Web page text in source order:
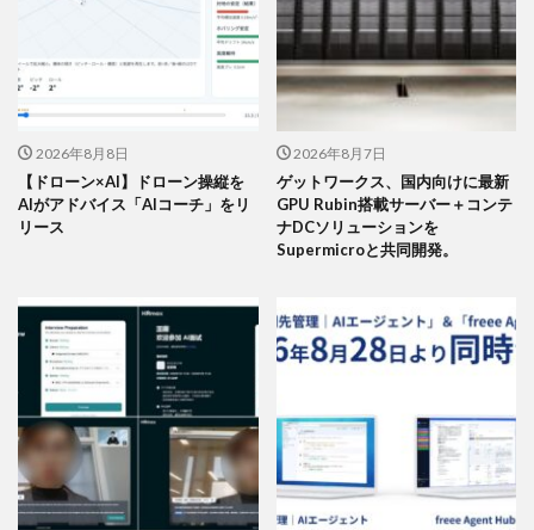
2026年8月8日
【ドローン×AI】ドローン操縦を
AIがアドバイス「AIコーチ」をリ
リース
2026年8月7日
ゲットワークス、国内向けに最新
GPU Rubin搭載サーバー＋コンテ
ナDCソリューションを
Supermicroと共同開発。